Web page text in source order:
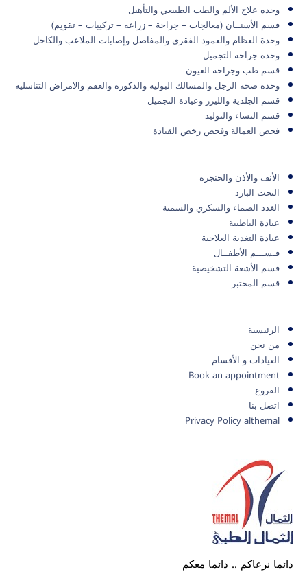
وحده علاج الألم والطب الطبيعي والتأهيل
قسم الأسنــان (معالجات – جراحة – زراعه – تركيبات – تقويم)
وحدة العظام والعمود الفقري والمفاصل وإصابات الملاعب والكاحل
وحدة جراحة التجميل
قسم طب وجراحة العيون
وحدة صحة الرجل والمسالك البولية والذكورة والعقم والامراض التناسلية
قسم الجلدية والليزر وعيادة التجميل
قسم النساء والتوليد
فحص العمالة وفحص رخص القيادة
الأنف والأذن والحنجرة
النحت البارد
الغدد الصماء والسكري والسمنة
عيادة الباطنية
عيادة التغذية العلاجية
قـســـم الأطفــال
قسم الأشعة التشخيصية
قسم المختبر
الرئيسية
من نحن
العيادات و الأقسام
Book an appointment
الفروع
اتصل بنا
Privacy Policy althemal
دائما نرعاكم .. دائما معكم